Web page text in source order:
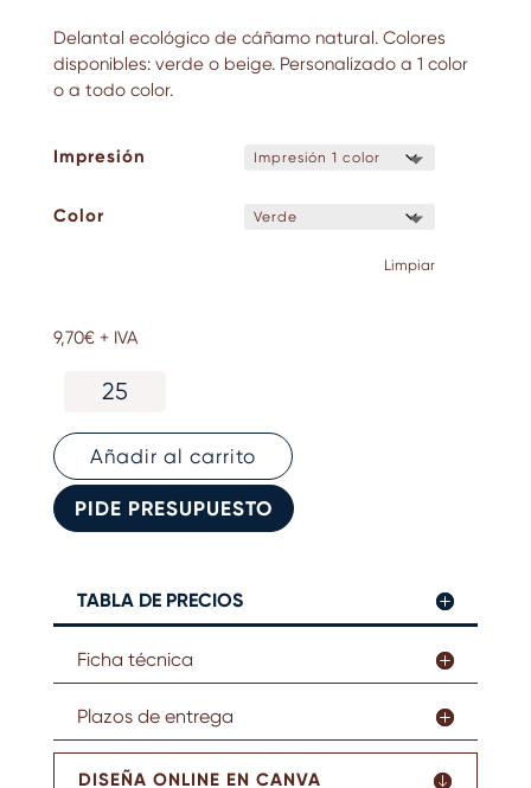
Delantal ecológico de cáñamo natural. Colores
disponibles: verde o beige. Personalizado a 1 color
o a todo color.
Impresión
Color
Limpiar
9,70€ + IVA
ecológico
cáñamo
cantidad
Añadir al carrito
PIDE PRESUPUESTO
TABLA DE PRECIOS
Ficha técnica
Plazos de entrega
DISEÑA ONLINE EN CANVA